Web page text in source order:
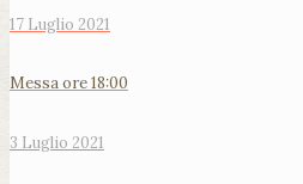
17 Luglio 2021
Messa ore 18:00
3 Luglio 2021